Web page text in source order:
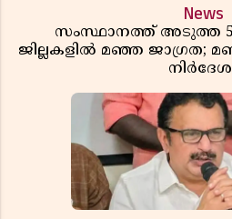
News
സംസ്ഥാനത്ത് അടുത്ത 5
ജില്ലകളിൽ മഞ്ഞ ജാഗ്രത;